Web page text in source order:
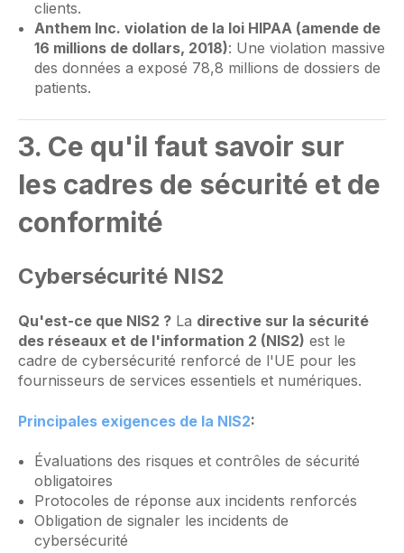
clients.
Anthem Inc. violation de la loi HIPAA (amende de
16 millions de dollars, 2018): Une violation massive
des données a exposé 78,8 millions de dossiers de
patients.
3. Ce qu'il faut savoir sur
les cadres de sécurité et de
conformité
Cybersécurité NIS2
Qu'est-ce que NIS2 ? La directive sur la sécurité
des réseaux et de l'information 2 (NIS2) est le
cadre de cybersécurité renforcé de l'UE pour les
fournisseurs de services essentiels et numériques.
Principales exigences de la NIS2:
Évaluations des risques et contrôles de sécurité
obligatoires
Protocoles de réponse aux incidents renforcés
Obligation de signaler les incidents de
cybersécurité